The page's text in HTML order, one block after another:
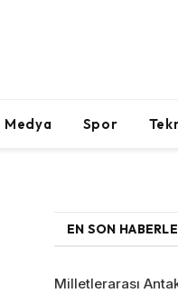
Medya Spor
EN SON
Milletlerarası